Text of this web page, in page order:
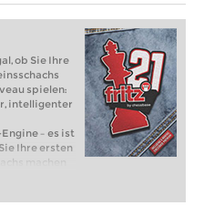
ob Sie Ihre
spielen:
intelligenter
– es ist
Ihre ersten
machen
Mit
und